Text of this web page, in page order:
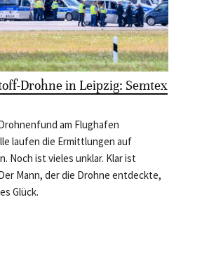
Drohne in Leipzig: Semtex
am Flughafen
laufen die Ermittlungen auf
Noch ist vieles unklar. Klar ist
Mann, der die Drohne entdeckte,
Glück.